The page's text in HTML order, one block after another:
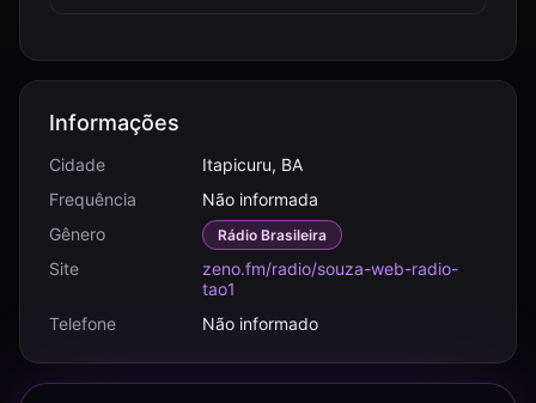
Informações
Cidade
Itapicuru, BA
Frequência
Não informada
Gênero
Rádio Brasileira
Site
zeno.fm/radio/souza-web-radio-
tao1
Telefone
Não informado